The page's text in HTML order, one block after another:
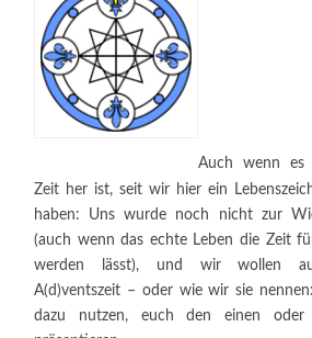
Auch wenn es
Zeit her ist, seit wir hier ein
haben: Uns wurde noch nicht zur
(auch wenn das echte Leben die Zeit
werden lässt), und wir wollen
A(d)ventszeit – oder wie wir sie
dazu nutzen, euch den einen oder